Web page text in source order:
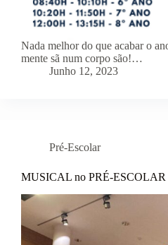
Nada melhor do que acabar o
mente sã num corpo são!…
Junho 12, 2023
Pré-Escolar
MUSICAL no PRÉ-ESCOLAR